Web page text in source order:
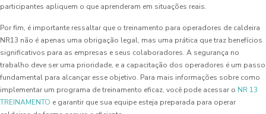
participantes apliquem o que aprenderam em situações reais.
Por fim, é importante ressaltar que o treinamento para operadores de caldeira
NR13 não é apenas uma obrigação legal, mas uma prática que traz benefícios
significativos para as empresas e seus colaboradores. A segurança no
trabalho deve ser uma prioridade, e a capacitação dos operadores é um passo
fundamental para alcançar esse objetivo. Para mais informações sobre como
implementar um programa de treinamento eficaz, você pode acessar o NR 13
TREINAMENTO e garantir que sua equipe esteja preparada para operar